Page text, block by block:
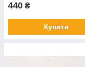
440 ₴
Купити